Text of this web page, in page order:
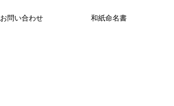
お問い合わせ 和紙命名書